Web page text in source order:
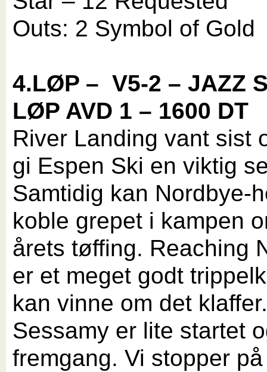
Outs: 2 Symbol of Gold
4.LØP – V5-2 – JAZZ
LØP AVD 1 – 1600 DT
River Landing vant sist
gi Espen Ski en viktig
Samtidig kan Nordbye-
koble grepet i kampen
årets tøffing. Reaching
er et meget godt
kan vinne om det
Sessamy er lite startet
fremgang. Vi stopper